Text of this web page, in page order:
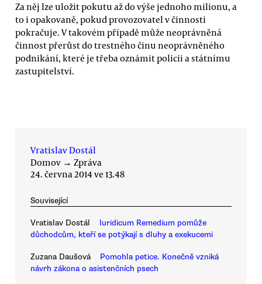
Za něj lze uložit pokutu až do výše jednoho milionu, a
to i opakovaně, pokud provozovatel v činnosti
pokračuje. V takovém případě může neoprávněná
činnost přerůst do trestného činu neoprávněného
podnikání, které je třeba oznámit policii a státnímu
zastupitelství.
Vratislav Dostál
Domov → Zpráva
24. června 2014 ve 13.48
Související
Vratislav Dostál
Iuridicum Remedium pomůže
důchodcům, kteří se potýkají s dluhy a exekucemi
Zuzana Daušová
Pomohla petice. Konečně vzniká
návrh zákona o asistenčních psech